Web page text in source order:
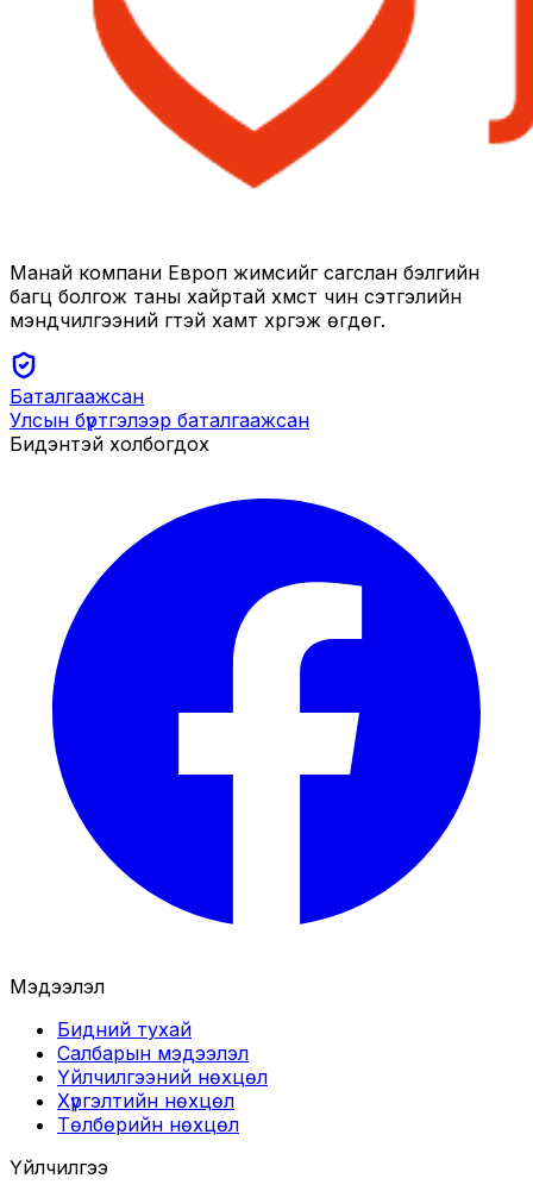
Манай компани Европ жимсийг сагслан бэлгийн
багц болгож таны хайртай хүмүүст чин сэтгэлийн
мэндчилгээний үгтэй хамт хүргэж өгдөг.
Баталгаажсан
Улсын бүртгэлээр баталгаажсан
Бидэнтэй холбогдох
Мэдээлэл
Бидний тухай
Салбарын мэдээлэл
Үйлчилгээний нөхцөл
Хүргэлтийн нөхцөл
Төлбөрийн нөхцөл
Үйлчилгээ